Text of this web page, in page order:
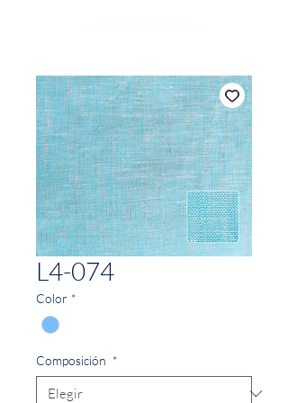
L4-074
Color *
Composición *